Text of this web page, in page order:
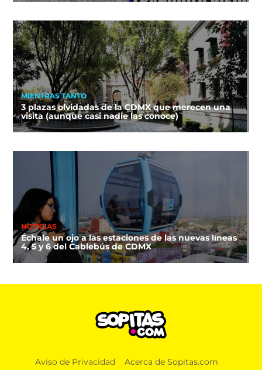
MIENTRAS TANTO
3 plazas olvidadas de la CDMX que merecen una
visita (aunque casi nadie las conoce)
NOTICIAS
Échale un ojo a las estaciones de las nuevas líneas
4, 5 y 6 del Cablebús de CDMX
Aviso de Privacidad Acerca de Sopitas.com